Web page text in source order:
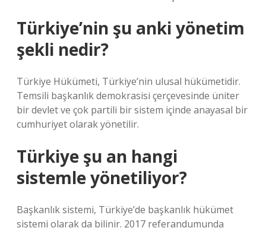
Türkiye’nin şu anki yönetim
şekli nedir?
Türkiye Hükümeti, Türkiye’nin ulusal hükümetidir.
Temsili başkanlık demokrasisi çerçevesinde üniter
bir devlet ve çok partili bir sistem içinde anayasal bir
cumhuriyet olarak yönetilir.
Türkiye şu an hangi
sistemle yönetiliyor?
Başkanlık sistemi, Türkiye’de başkanlık hükümet
sistemi olarak da bilinir. 2017 referandumunda